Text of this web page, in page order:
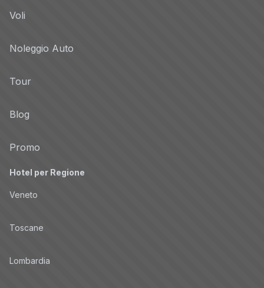
Voli
Noleggio Auto
Tour
Blog
Promo
Hotel per Regione
Veneto
Toscane
Lombardia